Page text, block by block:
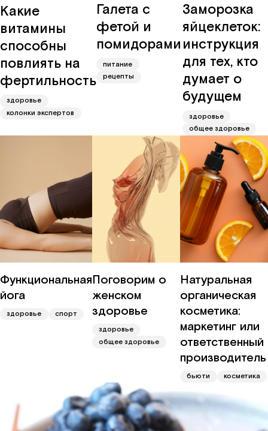
Какие
витамины
способны
повлиять на
фертильность
здоровье
колонки экспертов
Галета с
фетой и
помидорами
питание
рецепты
Заморозка
яйцеклеток:
инструкция
для тех, кто
думает о
будущем
здоровье
общее здоровье
Функциональная
йога
здоровье спорт
Поговорим о
женском
здоровье
здоровье
общее здоровье
Натуральная
органическая
косметика:
маркетинг или
ответственный
производитель
бьюти косметика